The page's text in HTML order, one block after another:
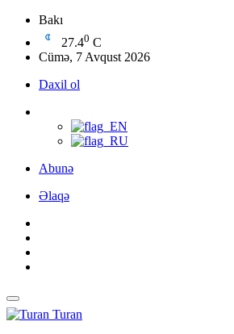
Bakı
27.40 C
Cümə, 7 Avqust 2026
Daxil ol
Abunə
Əlaqə
Turan